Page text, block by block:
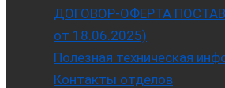
ДОГОВОР-ОФЕРТА
от 18.06.2025)
Полезная техническая
Контакты отделов